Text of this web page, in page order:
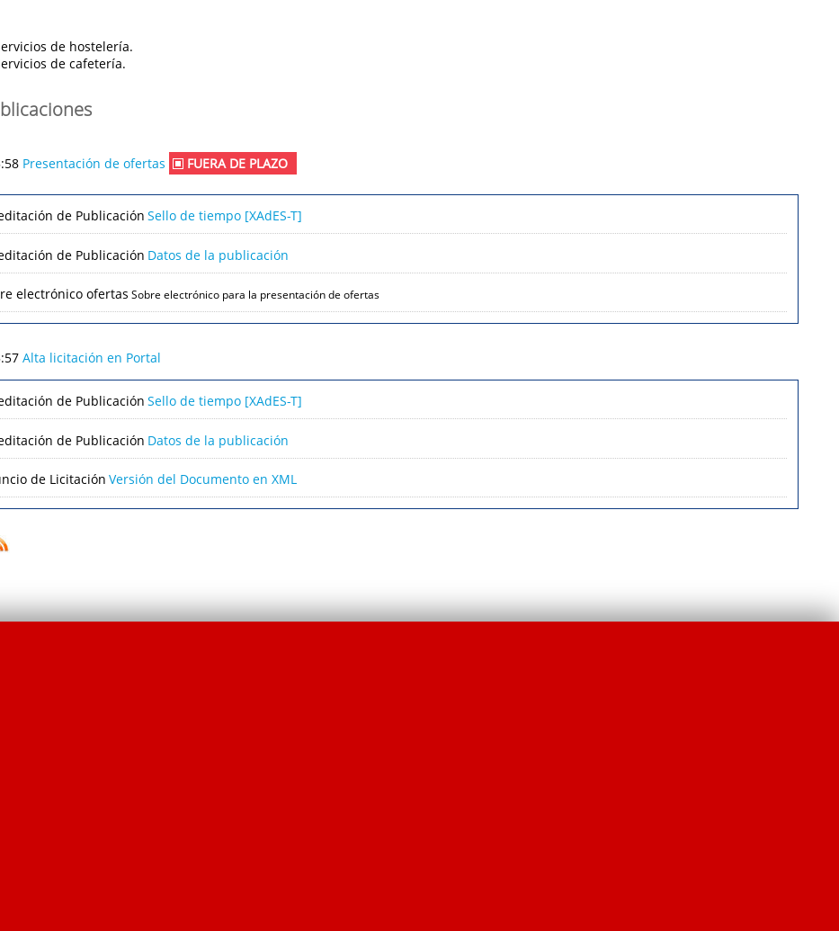
de hostelería.
de cafetería.
Presentación de ofertas FUERA DE PLAZO
de Publicación Sello de tiempo [XAdES-T]
de Publicación Datos de la publicación
electrónico ofertas Sobre electrónico para la presentación de ofertas
Alta licitación en Portal
de Publicación Sello de tiempo [XAdES-T]
de Publicación Datos de la publicación
de Licitación Versión del Documento en XML